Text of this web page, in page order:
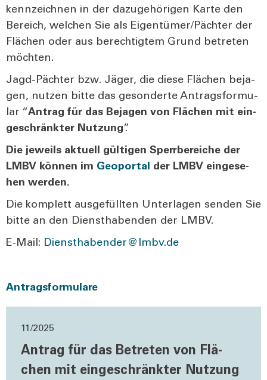
kenn­zeich­nen in der dazu­ge­hö­ri­gen Kar­te den
Bereich, wel­chen Sie als Eigentümer/Pächter der
Flä­chen oder aus berech­tig­tem Grund betre­ten
möch­ten.
Jagd-Päch­ter bzw. Jäger, die die­se Flä­chen beja­
gen, nut­zen bit­te das geson­der­te Antrags­for­mu­
lar “Antrag für das Beja­gen von Flä­chen mit ein­
ge­schränk­ter Nut­zung”.
Die jeweils aktu­ell gül­ti­gen Sperr­be­rei­che der
LMBV kön­nen im Geo­por­tal der LMBV ein­ge­se­
hen wer­den.
Die kom­plett aus­ge­füll­ten Unter­la­gen sen­den Sie
bit­te an den Dienst­ha­ben­den der LMBV.
E‑Mail: Diensthabender@lmbv.de
Antragsformulare
11/2025
Antrag für das Betre­ten von Flä­
chen mit ein­ge­schränk­ter Nut­zung